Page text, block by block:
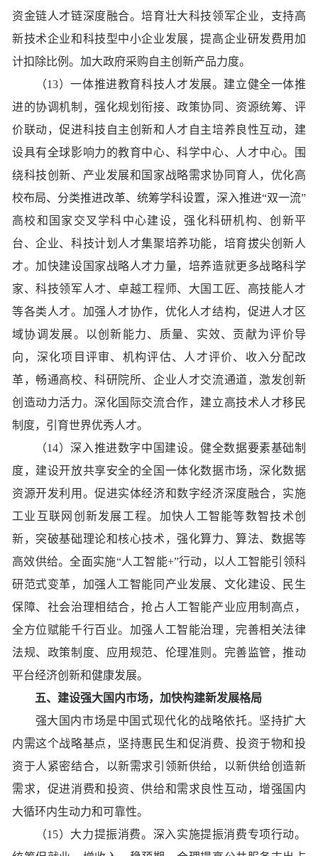
资金链人才链深度融合。培育壮大科技领军企业，支持高
新技术企业和科技型中小企业发展，提高企业研发费用加
计扣除比例。加大政府采购自主创新产品力度。
（13）一体推进教育科技人才发展。建立健全一体推
进的协调机制，强化规划衔接、政策协同、资源统筹、评
价联动，促进科技自主创新和人才自主培养良性互动，建
设具有全球影响力的教育中心、科学中心、人才中心。围
绕科技创新、产业发展和国家战略需求协同育人，优化高
校布局、分类推进改革、统筹学科设置，深入推进“双一流”
高校和国家交叉学科中心建设，强化科研机构、创新平
台、企业、科技计划人才集聚培养功能，培育拔尖创新人
才。加快建设国家战略人才力量，培养造就更多战略科学
家、科技领军人才、卓越工程师、大国工匠、高技能人才
等各类人才。加强人才协作，优化人才结构，促进人才区
域协调发展。以创新能力、质量、实效、贡献为评价导
向，深化项目评审、机构评估、人才评价、收入分配改
革，畅通高校、科研院所、企业人才交流通道，激发创新
创造动力活力。深化国际交流合作，建立高技术人才移民
制度，引育世界优秀人才。
（14）深入推进数字中国建设。健全数据要素基础制
度，建设开放共享安全的全国一体化数据市场，深化数据
资源开发利用。促进实体经济和数字经济深度融合，实施
工业互联网创新发展工程。加快人工智能等数智技术创
新，突破基础理论和核心技术，强化算力、算法、数据等
高效供给。全面实施“人工智能+”行动，以人工智能引领科
研范式变革，加强人工智能同产业发展、文化建设、民生
保障、社会治理相结合，抢占人工智能产业应用制高点，
全方位赋能千行百业。加强人工智能治理，完善相关法律
法规、政策制度、应用规范、伦理准则。完善监管，推动
平台经济创新和健康发展。
五、建设强大国内市场，加快构建新发展格局
强大国内市场是中国式现代化的战略依托。坚持扩大
内需这个战略基点，坚持惠民生和促消费、投资于物和投
资于人紧密结合，以新需求引领新供给，以新供给创造新
需求，促进消费和投资、供给和需求良性互动，增强国内
大循环内生动力和可靠性。
（15）大力提振消费。深入实施提振消费专项行动。